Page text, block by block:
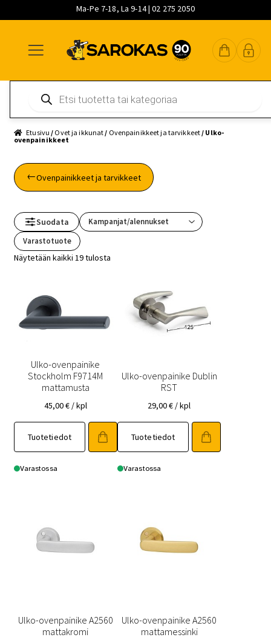
Ma-Pe 7-18, La 9-14 | 02 275 2050
navigointiin
sisältöön
pääsisältöön
search
Etusivu / Ovet ja ikkunat / Ovenpainikkeet ja tarvikkeet / Ulko-
ovenpainikkeet
Ovenpainikkeet ja tarvikkeet
Suodata
Varastotuote
Näytetään kaikki 19 tulosta
Ulko-ovenpainike
Stockholm F9714M
mattamusta
45,00€ / kpl
Tuotetiedot
Varastossa
Ulko-ovenpainike Dublin
RST
29,00€ / kpl
Tuotetiedot
Varastossa
Ulko-ovenpainike A2560
mattakromi
Ulko-ovenpainike A2560
mattamessinki